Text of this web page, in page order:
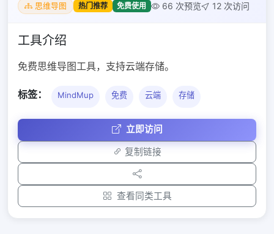
思维导图 热门推荐 免费使用 66 次预览 12 次访问
工具介绍
免费思维导图工具，支持云端存储。
标签： MindMup 免费 云端 存储
立即访问
复制链接
查看同类工具